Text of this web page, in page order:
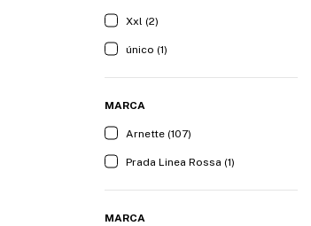
Xxl (2)
único (1)
MARCA
Arnette (107)
Prada Linea Rossa (1)
MARCA